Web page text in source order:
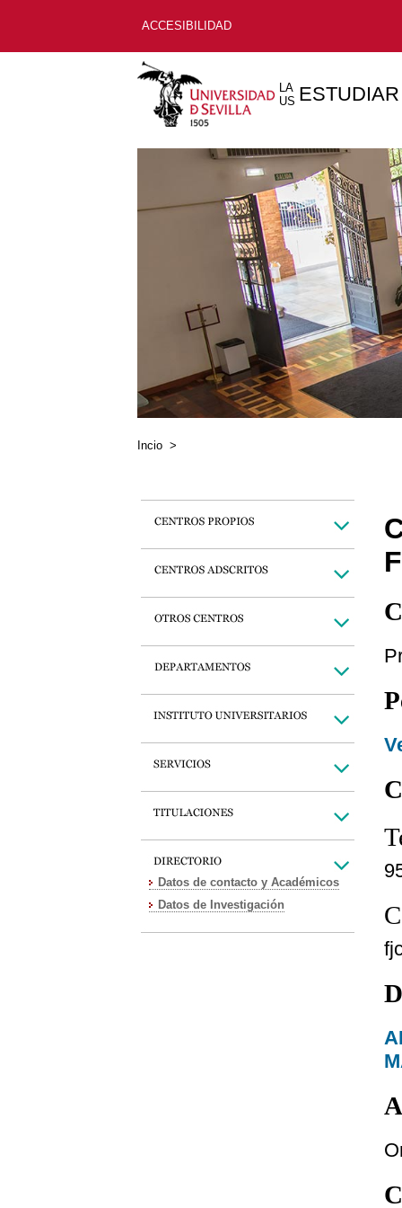
ACCESIBILIDAD
LA
US ESTUDIAR
Incio >
Datos de contacto y Académicos
Datos de Investigación